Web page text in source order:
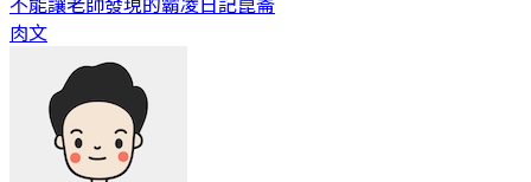
不能讓老師發現的霸凌日記崑崙
肉文